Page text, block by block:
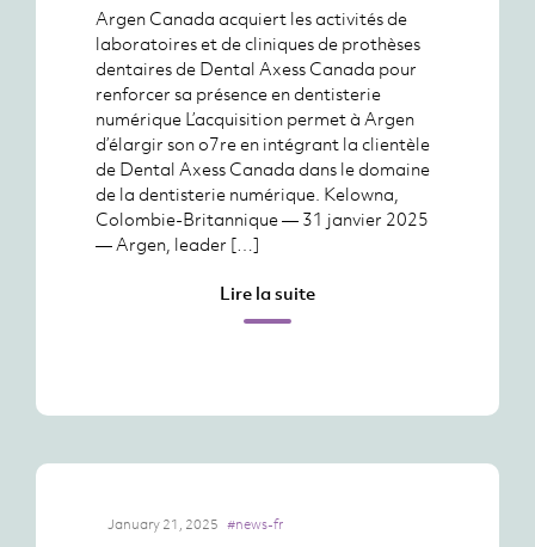
Argen Canada acquiert les activités de
laboratoires et de cliniques de prothèses
dentaires de Dental Axess Canada pour
renforcer sa présence en dentisterie
numérique L’acquisition permet à Argen
d’élargir son o7re en intégrant la clientèle
de Dental Axess Canada dans le domaine
de la dentisterie numérique. Kelowna,
Colombie-Britannique — 31 janvier 2025
— Argen, leader […]
Lire la suite
January 21, 2025 #news-fr